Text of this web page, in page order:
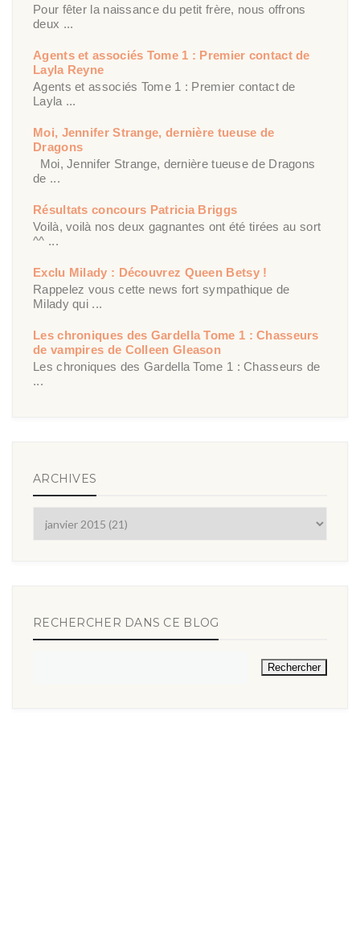
Pour fêter la naissance du petit frère, nous offrons
deux ...
Agents et associés Tome 1 : Premier contact de
Layla Reyne
Agents et associés Tome 1 : Premier contact de
Layla ...
Moi, Jennifer Strange, dernière tueuse de
Dragons
Moi, Jennifer Strange, dernière tueuse de Dragons
de ...
Résultats concours Patricia Briggs
Voilà, voilà nos deux gagnantes ont été tirées au sort
^^ ...
Exclu Milady : Découvrez Queen Betsy !
Rappelez vous cette news fort sympathique de
Milady qui ...
Les chroniques des Gardella Tome 1 : Chasseurs
de vampires de Colleen Gleason
Les chroniques des Gardella Tome 1 : Chasseurs de
...
ARCHIVES
RECHERCHER DANS CE BLOG